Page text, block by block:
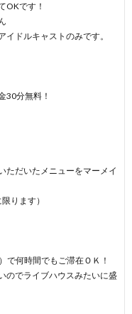
OKです！
ドルキャストのみです。
30分無料！
ただいたメニューをマーメイ
ります）
で何時間でもご滞在ＯＫ！
のでライブハウスみたいに盛